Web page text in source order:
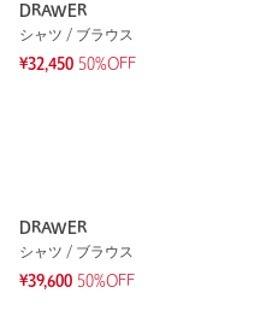
DRAWER
シャツ / ブラウス
¥32,450 50%OFF
DRAWER
シャツ / ブラウス
¥39,600 50%OFF